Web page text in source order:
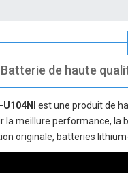
Batterie de haute
est une produit de
la meillure performance,
originale, batteries